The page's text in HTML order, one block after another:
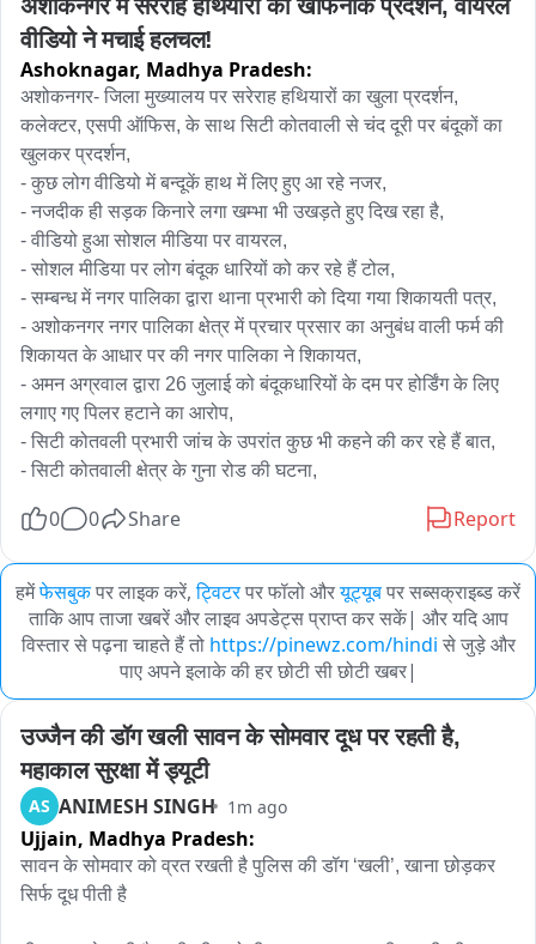
अशोकनगर में सरेराह हथियारों का खौफनाक प्रदर्शन, वायरल
वीडियो ने मचाई हलचल!
Ashoknagar, Madhya Pradesh:
अशोकनगर- जिला मुख्यालय पर सरेराह हथियारों का खुला प्रदर्शन,
कलेक्टर, एसपी ऑफिस, के साथ सिटी कोतवाली से चंद दूरी पर बंदूकों का
खुलकर प्रदर्शन,
- कुछ लोग वीडियो में बन्दूकें हाथ में लिए हुए आ रहे नजर,
- नजदीक ही सड़क किनारे लगा खम्भा भी उखड़ते हुए दिख रहा है,
- वीडियो हुआ सोशल मीडिया पर वायरल,
- सोशल मीडिया पर लोग बंदूक धारियों को कर रहे हैं टोल,
- सम्बन्ध में नगर पालिका द्वारा थाना प्रभारी को दिया गया शिकायती पत्र,
- अशोकनगर नगर पालिका क्षेत्र में प्रचार प्रसार का अनुबंध वाली फर्म की
शिकायत के आधार पर की नगर पालिका ने शिकायत,
- अमन अग्रवाल द्वारा 26 जुलाई को बंदूकधारियों के दम पर होर्डिंग के लिए
लगाए गए पिलर हटाने का आरोप,
- सिटी कोतवली प्रभारी जांच के उपरांत कुछ भी कहने की कर रहे हैं बात,
- सिटी कोतवाली क्षेत्र के गुना रोड की घटना,
0 0 Share Report
हमेंफेसबुकपर लाइक करें, ट्विटरपर फॉलो औरयूट्यूबपर सब्सक्राइब्ड करें
ताकि आप ताजा खबरें और लाइव अपडेट्स प्राप्त कर सकें| और यदि आप
विस्तार से पढ़ना चाहते हैं तो https://pinewz.com/hindi से जुड़े और
पाए अपने इलाके की हर छोटी सी छोटी खबर|
उज्जैन की डॉग खली सावन के सोमवार दूध पर रहती है,
महाकाल सुरक्षा में ड्यूटी
AS ANIMESH SINGH 1m ago
Ujjain, Madhya Pradesh:
सावन के सोमवार को व्रत रखती है पुलिस की डॉग ‘खली’, खाना छोड़कर
सिर्फ दूध पीती है